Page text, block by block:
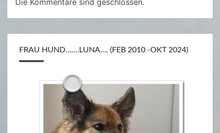
Die Kommentare sind geschlossen.
FRAU HUND…….LUNA…. (FEB 2010 -OKT 2024)